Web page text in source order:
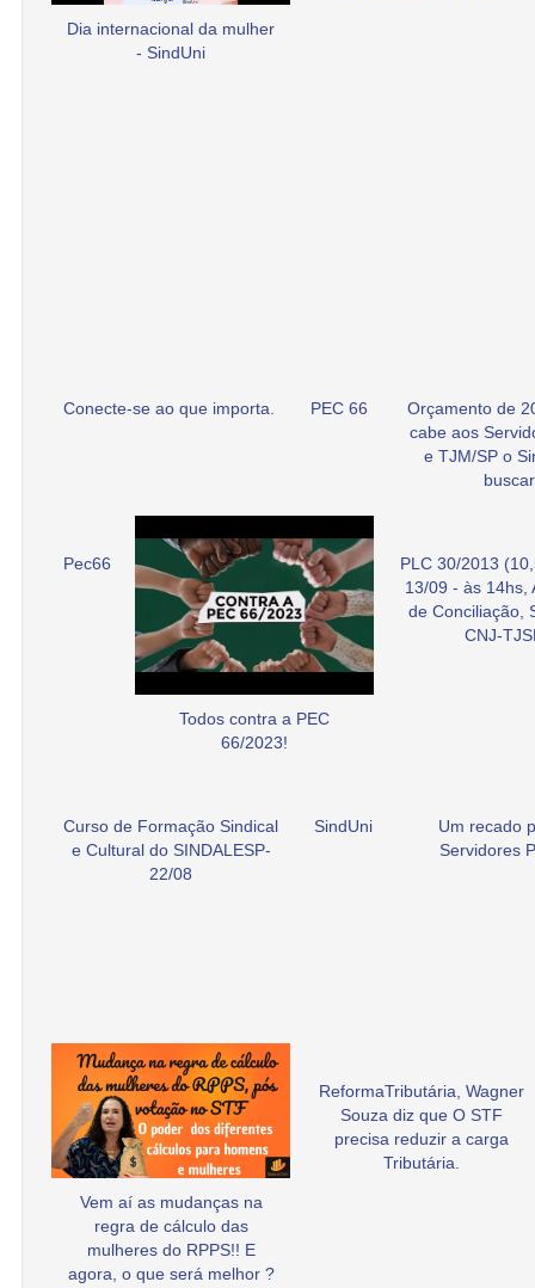
Dia internacional da mulher
- SindUni
Conecte-se ao que importa. PEC 66
Orçamento de
cabe aos
e TJM/SP o
Pec66
Todos contra a PEC
66/2023!
PLC 30/2013
13/09 - às 14hs,
de Conciliação,
CNJ-
Curso de Formação Sindical
e Cultural do SINDALESP-
22/08
SindUni
Um recado
Servidores
Vem aí as mudanças na
regra de cálculo das
mulheres do RPPS!! E
agora, o que será melhor ?
ReformaTributária, Wagner
Souza diz que O STF
precisa reduzir a carga
Tributária.